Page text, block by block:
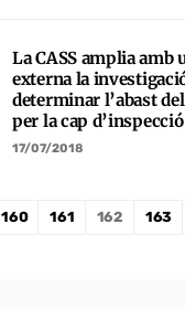
La CASS amplia amb
externa la
determinar l’abast
per la cap d’inspecció
17/07/2018
160 161 162 163